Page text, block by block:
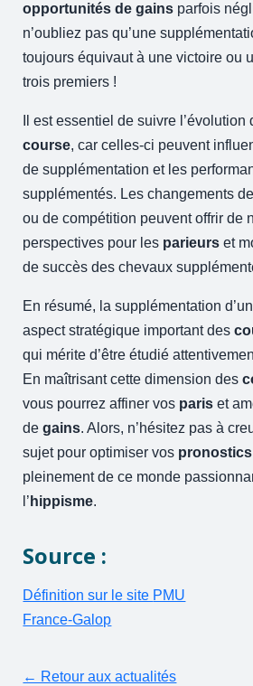
opportunités de gains parfois
n’oubliez pas qu’une
toujours équivaut à une victoire ou
trois premiers !
Il est essentiel de suivre
course, car celles-ci peuvent
de supplémentation et les
supplémentés. Les changements
ou de compétition peuvent offrir de
perspectives pour les parieurs et
de succès des chevaux
En résumé, la supplémentation
aspect stratégique important des
qui mérite d’être étudié
En maîtrisant cette dimension des
vous pourrez affiner vos paris et
degains. Alors, n’hésitez pas à
sujet pour optimiser vos
pleinement de ce monde
l’ hippisme.
Source :
Définition sur le site PMU
France-Galop
← Retour aux actualités